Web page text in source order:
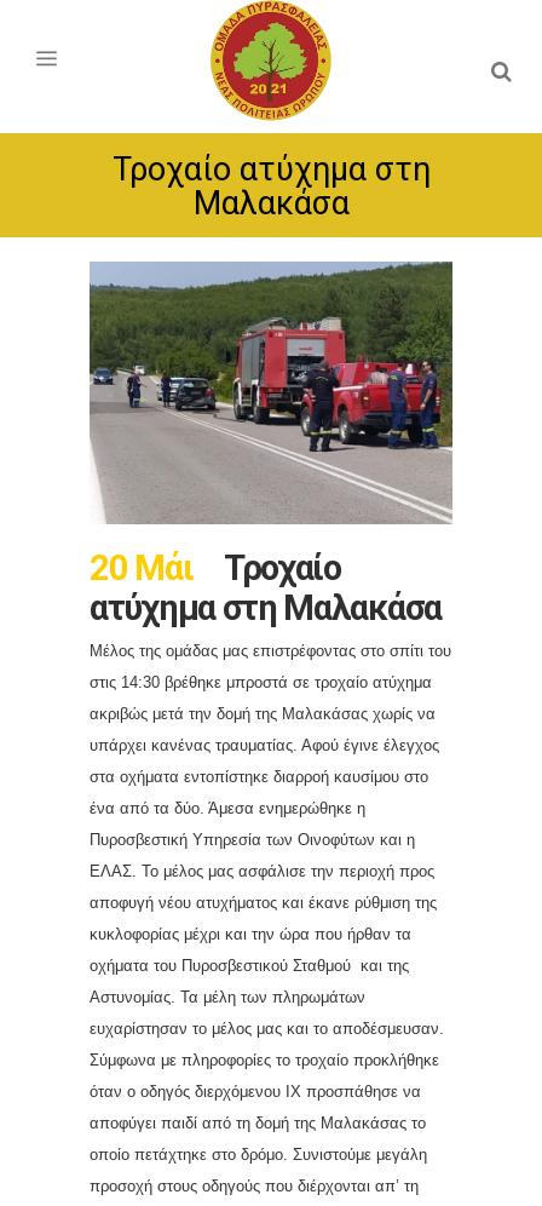
Τροχαίο ατύχημα στη
Μαλακάσα
20 Μάι
Τροχαίο
ατύχημα στη Μαλακάσα
Μέλος της ομάδας μας επιστρέφοντας στο σπίτι του
στις 14:30 βρέθηκε μπροστά σε τροχαίο ατύχημα
ακριβώς μετά την δομή της Μαλακάσας χωρίς να
υπάρχει κανένας τραυματίας. Αφού έγινε έλεγχος
στα οχήματα εντοπίστηκε διαρροή καυσίμου στο
ένα από τα δύο. Άμεσα ενημερώθηκε η
Πυροσβεστική Υπηρεσία των Οινοφύτων και η
ΕΛΑΣ. Το μέλος μας ασφάλισε την περιοχή προς
αποφυγή νέου ατυχήματος και έκανε ρύθμιση της
κυκλοφορίας μέχρι και την ώρα που ήρθαν τα
οχήματα του Πυροσβεστικού Σταθμού και της
Αστυνομίας. Τα μέλη των πληρωμάτων
ευχαρίστησαν το μέλος μας και το αποδέσμευσαν.
Σύμφωνα με πληροφορίες το τροχαίο προκλήθηκε
όταν ο οδηγός διερχόμενου ΙΧ προσπάθησε να
αποφύγει παιδί από τη δομή της Μαλακάσας το
οποίο πετάχτηκε στο δρόμο. Συνιστούμε μεγάλη
προσοχή στους οδηγούς που διέρχονται απ’ τη